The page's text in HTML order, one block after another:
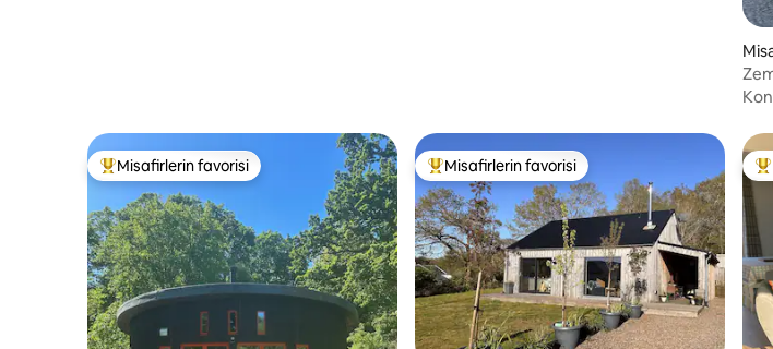
Misafirlerin favorilerinden en beğenilenler arasında
Misafirlerin favorisi Misafirlerin favorilerinden en beğenilenler
Misafirlerin favorisi